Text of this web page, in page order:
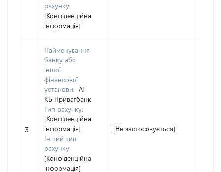
рахунку:
[Конфіденційна
інформація]
3
Найменування
банку або
іншої
фінансової
установи:
АТ
КБ Приватбанк
Тип рахунку:
[Конфіденційна
інформація]
Інший тип
рахунку:
[Конфіденційна
інформація]
[Не застосовується]